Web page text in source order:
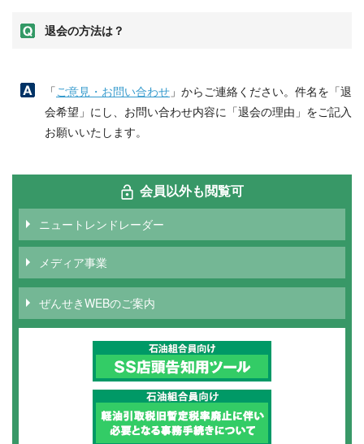
退会の方法は？
「ご意見・お問い合わせ 」からご連絡ください。件名を「退
会希望」にし、お問い合わせ内容に「退会の理由」をご記入
お願いいたします。
会員以外も閲覧可
ニュートレンドレーダー
メディア事業
ぜんせきWEBのご案内